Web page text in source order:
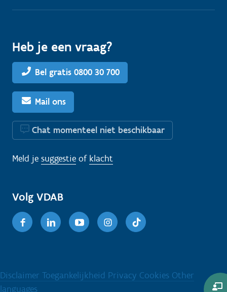
Heb je een vraag?
Bel gratis 0800 30 700
Mail ons
Chat momenteel niet beschikbaar
Meld je suggestie of klacht
Volg VDAB
FacebookLinkedinYoutubeInstagram
Disclaimer Toegankelijkheid Privacy Cookies Other
languages